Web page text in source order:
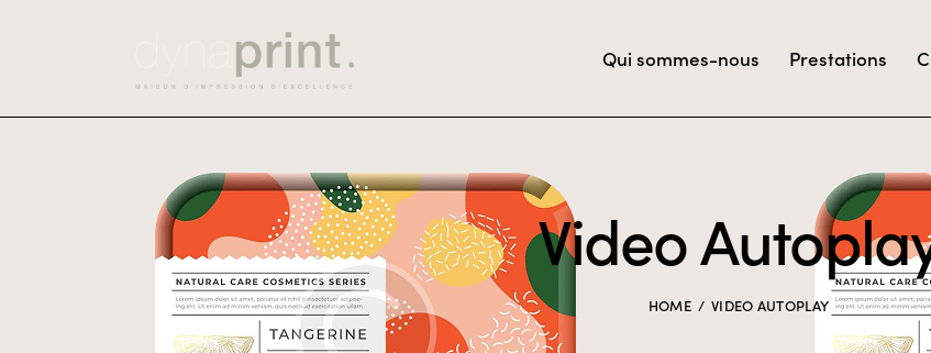
Qui sommes-nous Prestations
Video
HOME VIDEO AUTOPLAY